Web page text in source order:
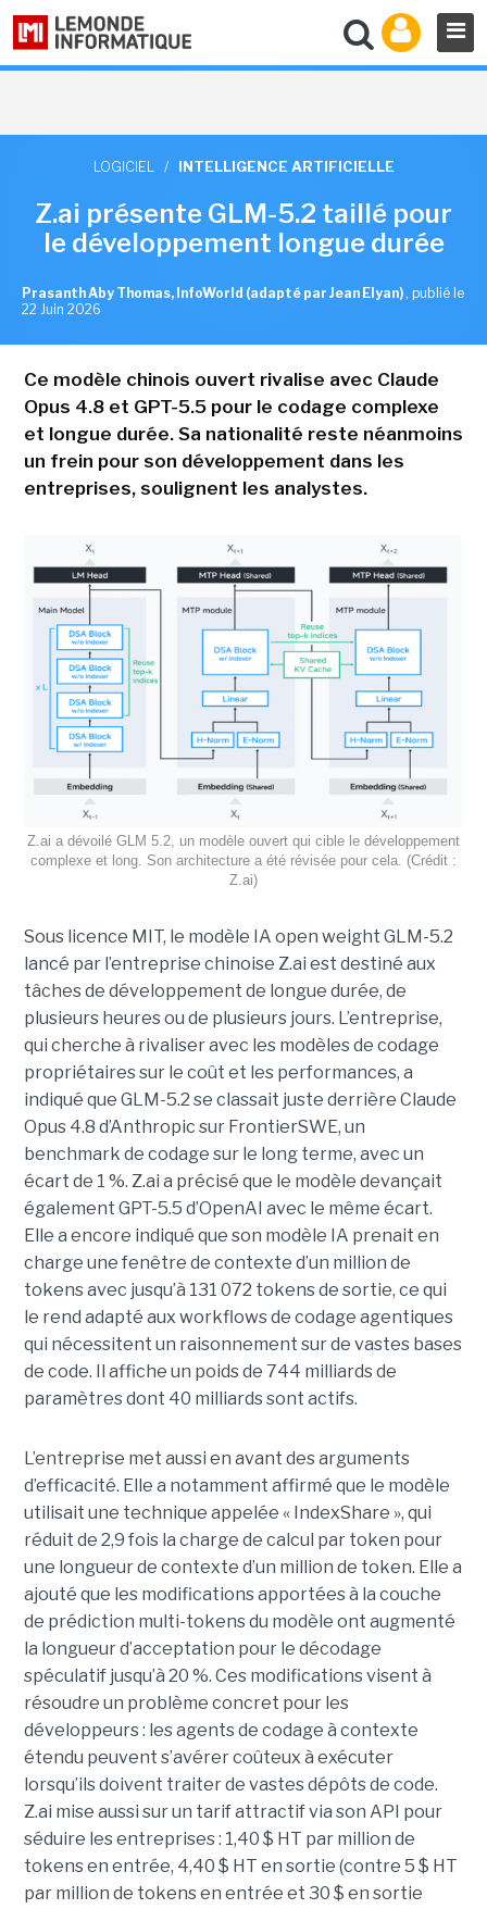
LOGICIEL / INTELLIGENCE ARTIFICIELLE
Z.ai présente GLM-5.2 taillé pour
le développement longue durée
Prasanth Aby Thomas, InfoWorld (adapté par Jean Elyan) , publié le
22 Juin 2026
Ce modèle chinois ouvert rivalise avec Claude
Opus 4.8 et GPT-5.5 pour le codage complexe
et longue durée. Sa nationalité reste néanmoins
un frein pour son développement dans les
entreprises, soulignent les analystes.
Z.ai a dévoilé GLM 5.2, un modèle ouvert qui cible le développement
complexe et long. Son architecture a été révisée pour cela. (Crédit :
Z.ai)
Sous licence MIT, le modèle IA open weight GLM-5.2
lancé par l’entreprise chinoise Z.ai est destiné aux
tâches de développement de longue durée, de
plusieurs heures ou de plusieurs jours. L’entreprise,
qui cherche à rivaliser avec les modèles de codage
propriétaires sur le coût et les performances, a
indiqué que GLM-5.2 se classait juste derrière Claude
Opus 4.8 d’Anthropic sur FrontierSWE, un
benchmark de codage sur le long terme, avec un
écart de 1 %. Z.ai a précisé que le modèle devançait
également GPT-5.5 d’OpenAI avec le même écart.
Elle a encore indiqué que son modèle IA prenait en
charge une fenêtre de contexte d’un million de
tokens avec jusqu’à 131 072 tokens de sortie, ce qui
le rend adapté aux workflows de codage agentiques
qui nécessitent un raisonnement sur de vastes bases
de code. Il affiche un poids de 744 milliards de
paramètres dont 40 milliards sont actifs.
L’entreprise met aussi en avant des arguments
d’efficacité. Elle a notamment affirmé que le modèle
utilisait une technique appelée « IndexShare », qui
réduit de 2,9 fois la charge de calcul par token pour
une longueur de contexte d’un million de token. Elle a
ajouté que les modifications apportées à la couche
de prédiction multi-tokens du modèle ont augmenté
la longueur d’acceptation pour le décodage
spéculatif jusqu’à 20 %. Ces modifications visent à
résoudre un problème concret pour les
développeurs : les agents de codage à contexte
étendu peuvent s’avérer coûteux à exécuter
lorsqu’ils doivent traiter de vastes dépôts de code.
Z.ai mise aussi sur un tarif attractif via son API pour
séduire les entreprises : 1,40 $ HT par million de
tokens en entrée, 4,40 $ HT en sortie (contre 5 $ HT
par million de tokens en entrée et 30 $ en sortie